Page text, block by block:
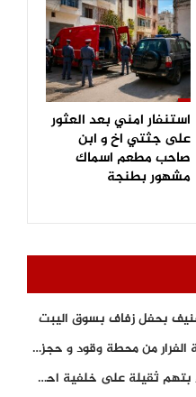
استنفار امني بعد العثور
على جثتي اخ و ابن
صاحب مطعم اسماك
مشهور بطنجة
توقيف المتورطين في واقعة الفرار من محطة وقود و حجز السيارة
احالة 25 شخص على القضاء بتهم ثقيلة على خلفية احداث المناطق الشمالية